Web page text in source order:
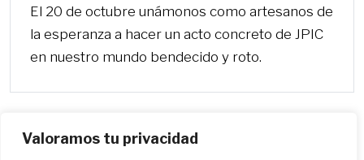
Valoramos tu privacidad
El 20 de octubre unámonos como artesanos de
la esperanza a hacer un acto concreto de JPIC
en nuestro mundo bendecido y roto.